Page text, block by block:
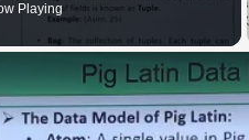
Playing